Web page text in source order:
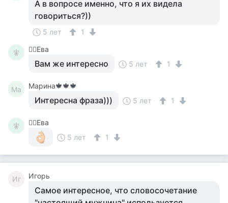
А в вопросе именно, что я их видела
говориться?))
5 лет 1
🧚‍ 🧚‍♀️Ева
Вам же интересно 5 лет 1
Ма Марина🍁🍁🍁
Интересна фраза))) 5 лет 1
🧚‍
🧚‍♀️Ева
5 лет
1
Иг Игорь
Самое интересное, что словосочетание